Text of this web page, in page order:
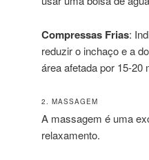
Compressas Frias:
reduzir o inchaço e a
área afetada por 15-20
2. MASSAGEM
A massagem é uma
relaxamento.